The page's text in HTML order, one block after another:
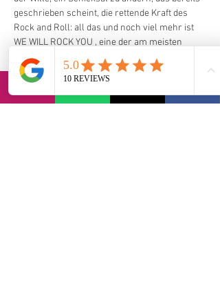
geschrieben scheint, die rettende Kraft des
Rock and Roll: all das und noch viel mehr ist
WE WILL ROCK YOU , eine der am meisten
vertretenen Musikshows der Welt,
geschrieben von Ben Elton zusammen mit
Roger Taylor und Brian May, die, nachdem sie